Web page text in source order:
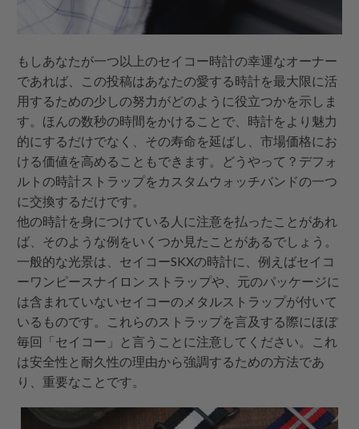
もしあなたが一つ以上のセイコー時計の幸運なオーナー
であれば、この投稿はあなたの愛する時計を最大限に活
用するための少しの努力がどのように役立つかを示しま
す。ほんの数秒の時間をかけることで、時計をより魅力
的にするだけでなく、その寿命を延ばし、市場価格にお
ける価値を高めることもできます。どうやって？デフォ
ルトの時計ストラップをカスタムウォッチバンドの一つ
に交換するだけです。
他の時計を身につけている人に注意を払ったことがあれ
ば、そのような例をいくつか見たことがあるでしょう。
一般的な光景は、セイコーSKXの時計に、例えばセイコ
ーワンピースナイロン ストラップや、元のパッケージに
は含まれていないセイコーのメタルストラップが付いて
いるものです。これらのストラップを言及する際にほぼ
毎回「セイコー」と言うことに注意してください。これ
は安全性と耐久性の理由から強調するための方法であ
り、重要なことです。